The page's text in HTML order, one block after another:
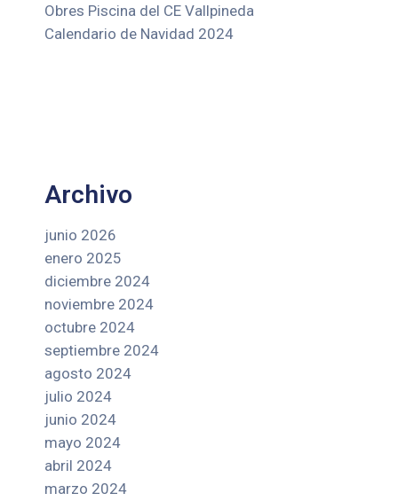
Obres Piscina del CE Vallpineda
Calendario de Navidad 2024
Archivo
junio 2026
enero 2025
diciembre 2024
noviembre 2024
octubre 2024
septiembre 2024
agosto 2024
julio 2024
junio 2024
mayo 2024
abril 2024
marzo 2024